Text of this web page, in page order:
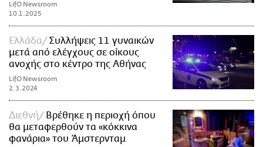
LifO Newsroom
10.1.2025
Ελλάδα
Συλλήψεις 11 γυναικών
μετά από ελέγχους σε οίκους
ανοχής στο κέντρο της Αθήνας
LifO Newsroom
2.3.2024
Διεθνή
Βρέθηκε η περιοχή όπου
θα μεταφερθούν τα «κόκκινα
φανάρια» του Άμστερνταμ